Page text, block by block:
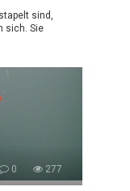
sind,
sich. Sie
0 277